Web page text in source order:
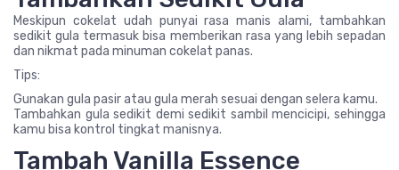
Meskipun cokelat udah punyai rasa manis alami, tambahkan
sedikit gula termasuk bisa memberikan rasa yang lebih sepadan
dan nikmat pada minuman cokelat panas.
Tips:
Gunakan gula pasir atau gula merah sesuai dengan selera kamu.
Tambahkan gula sedikit demi sedikit sambil mencicipi, sehingga
kamu bisa kontrol tingkat manisnya.
Tambah Vanilla Essence